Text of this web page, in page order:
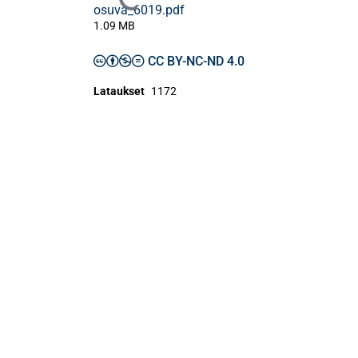
Ladataan...
osuva_6019.pdf
1.09 MB
CC BY-NC-ND 4.0
Lataukset 1172